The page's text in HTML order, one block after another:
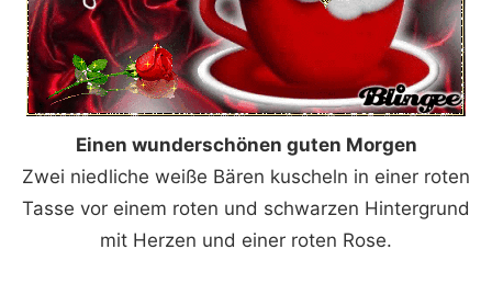
Einen wunderschönen guten Morgen
Zwei niedliche weiße Bären kuscheln in einer roten
Tasse vor einem roten und schwarzen Hintergrund
mit Herzen und einer roten Rose.